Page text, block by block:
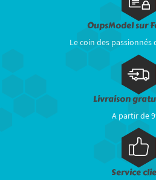
OupsModel sur
Le coin des
Livraison
A partir de
Service